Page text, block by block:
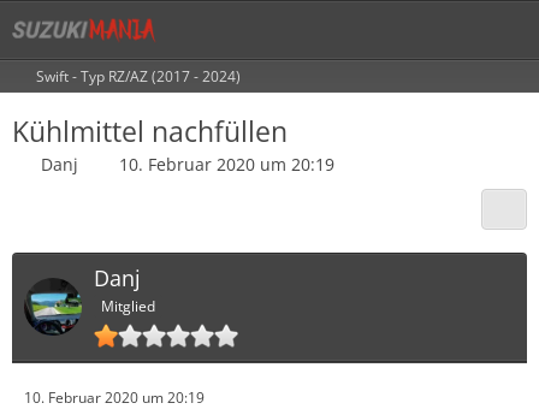
Swift - Typ RZ/AZ (2017 - 2024)
Kühlmittel nachfüllen
Danj 10. Februar 2020 um 20:19
Danj
Mitglied
10. Februar 2020 um 20:19